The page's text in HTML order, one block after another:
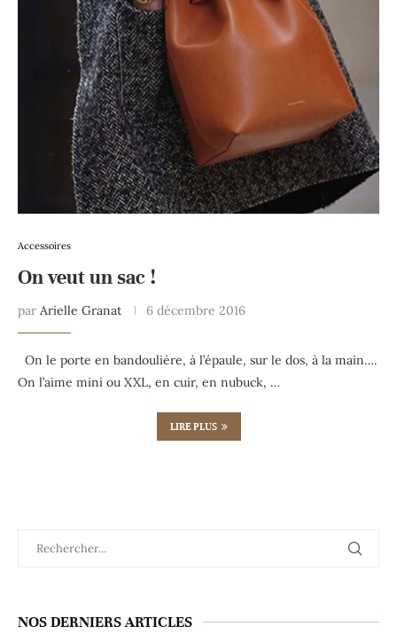
Accessoires
On veut un sac !
par Arielle Granat 6 décembre 2016
On le porte en bandoulière, à l’épaule, sur le dos, à la main….
On l’aime mini ou XXL, en cuir, en nubuck, …
LIRE PLUS
NOS DERNIERS ARTICLES